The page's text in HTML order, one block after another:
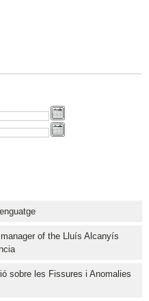
of the Lluís Alcanyís
sobre les Fissures i Anomalies